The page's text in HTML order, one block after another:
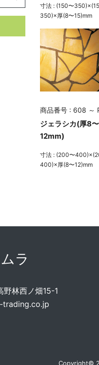
寸法 : (150〜
350)×厚(8〜15)mm
商品番号 : 608 ～
ジェラシカ(厚8〜
12mm)
寸法 : (200〜
400)×厚(8〜12)mm
ラ
野林西ノ畑15-1
trading.co.jp
Copyright©